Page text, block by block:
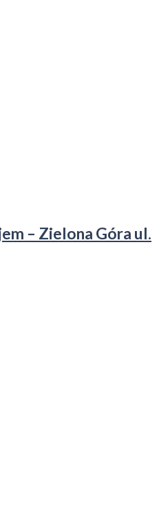
– Zielona Góra ul.